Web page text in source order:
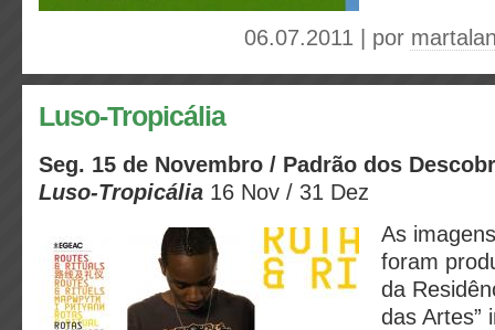
06.07.2011 | por
Luso-Tropicália
Seg. 15 de Novembro / Padrão dos
Luso-Tropicália 16 Nov / 31 Dez
As
foram
da
das Artes”